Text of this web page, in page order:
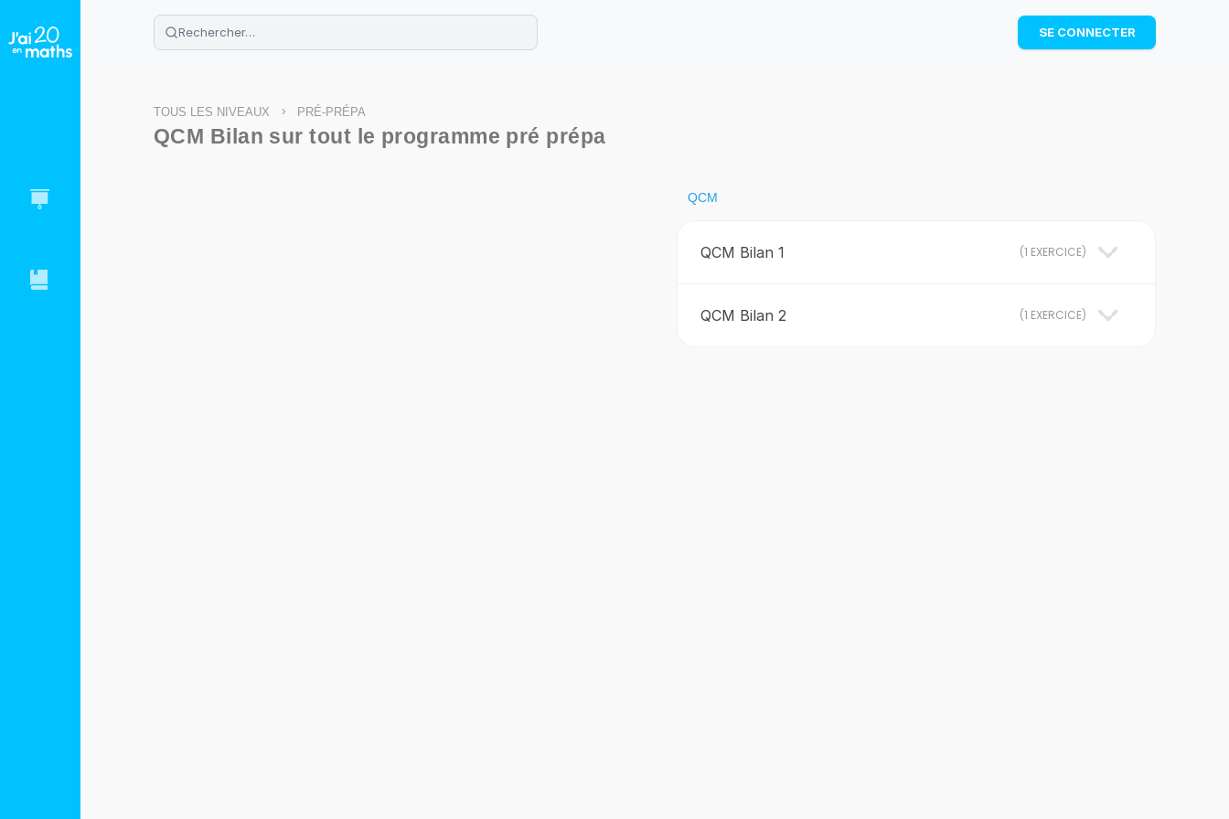
🌴Cahier de vacances offert: révise les maths cet été !
Télécharge ton PDF gratuit et progresse avec des exercices corrigés en vidéo.
TÉLÉCHARGER
SE CONNECTER
TOUS LES NIVEAUX > PRÉ-PRÉPA
QCM Bilan sur tout le programme pré prépa
QCM
QCM Bilan 1 (1 EXERCICE)
QCM Bilan 2 (1 EXERCICE)